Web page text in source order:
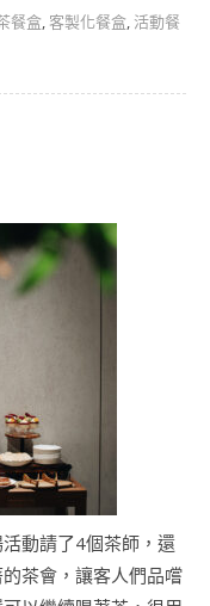
餐盒, 客製化餐盒, 活動餐
動請了4個茶師，還
茶會，讓客人們品嚐